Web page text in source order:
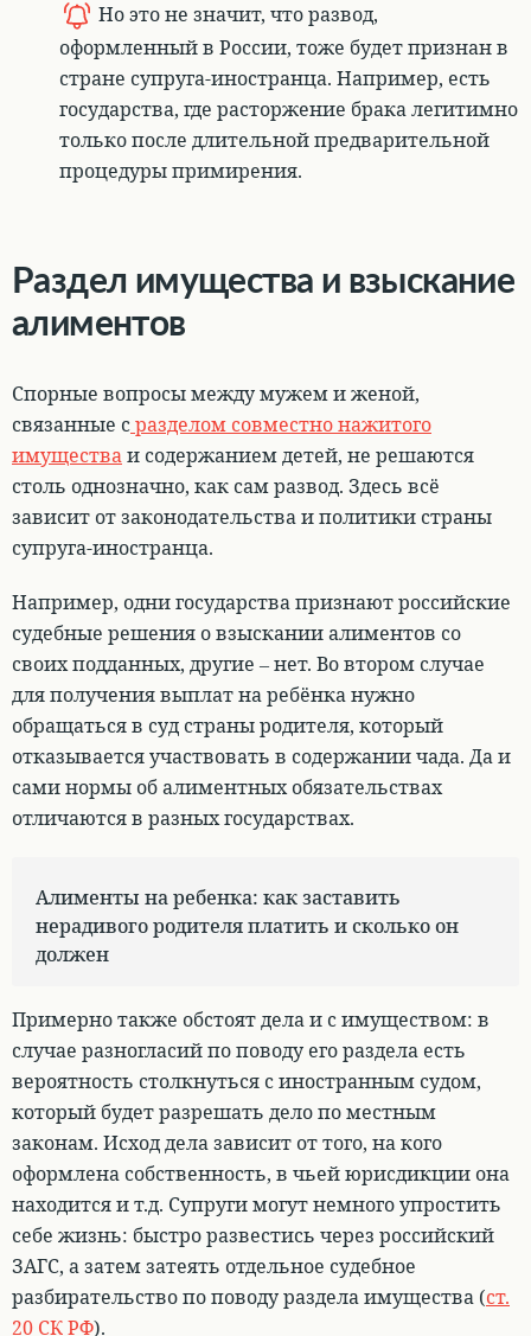
Но это не значит, что развод,
оформленный в России, тоже будет признан в
стране супруга-иностранца. Например, есть
государства, где расторжение брака легитимно
только после длительной предварительной
процедуры примирения.
Раздел имущества и взыскание
алиментов
Спорные вопросы между мужем и женой,
связанные сразделом совместно нажитого
имуществаи содержанием детей, не решаются
столь однозначно, как сам развод. Здесь всё
зависит от законодательства и политики страны
супруга-иностранца.
Например, одни государства признают российские
судебные решения о взыскании алиментов со
своих подданных, другие – нет. Во втором случае
для получения выплат на ребёнка нужно
обращаться в суд страны родителя, который
отказывается участвовать в содержании чада. Да и
сами нормы об алиментных обязательствах
отличаются в разных государствах.
Алименты на ребенка: как заставить
нерадивого родителя платить и сколько он
должен
Примерно также обстоят дела и с имуществом: в
случае разногласий по поводу его раздела есть
вероятность столкнуться с иностранным судом,
который будет разрешать дело по местным
законам. Исход дела зависит от того, на кого
оформлена собственность, в чьей юрисдикции она
находится и т.д. Супруги могут немного упростить
себе жизнь: быстро развестись через российский
ЗАГС, а затем затеять отдельное судебное
разбирательство по поводу раздела имущества (ст.
20 СК РФ).